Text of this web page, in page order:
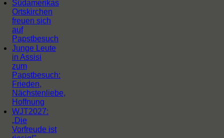
Südamerikas
Ortskirchen
freuen sich
auf
Papstbesuch
Junge Leute
in Assisi
zum
Papstbesuch:
Frieden,
Nächstenliebe,
Hoffnung
WJT2027:
„Die
Vorfreude ist